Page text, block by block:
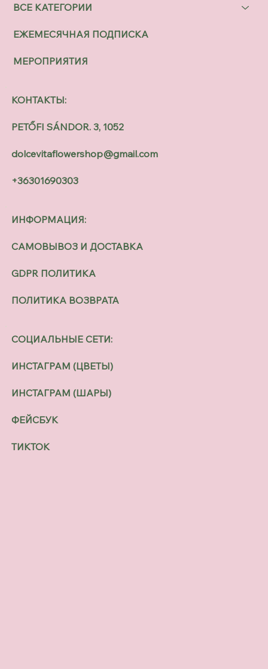
ВСЕ КАТЕГОРИИ
ЕЖЕМЕСЯЧНАЯ ПОДПИСКА
МЕРОПРИЯТИЯ
ИНФОРМАЦИЯ:
САМОВЫВОЗ И ДОСТАВКА
GDPR ПОЛИТИКА
ПОЛИТИКА ВОЗВРАТА
СОЦИАЛЬНЫЕ СЕТИ:
ИНСТАГРАМ (ЦВЕТЫ)
ИНСТАГРАМ (ШАРЫ)
ФЕЙСБУК
ТИКТОК
КОНТАКТЫ:
PETŐFI SÁNDOR. 3, 1052
dolcevitaflowershop@gmail.com
+36301690303